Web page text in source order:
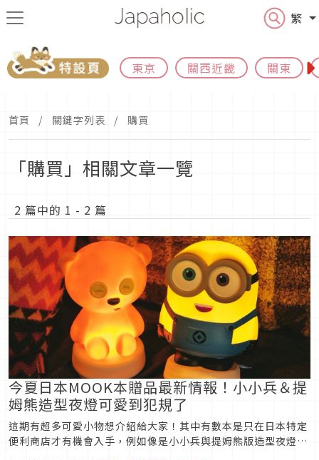
繁
東京 關西近畿 關東
首頁 關鍵字列表 購買
「購買」相關文章一覽
2 篇中的 1 - 2 篇
今夏日本MOOK本贈品最新情報！小小兵＆提
姆熊造型夜燈可愛到犯規了
這期有超多可愛小物想介紹給大家！其中有數本是只在日本特定
便利商店才有機會入手，例如像是小小兵與提姆熊版造型夜燈，